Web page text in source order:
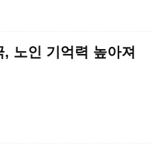
, 노인 기억력 높아져